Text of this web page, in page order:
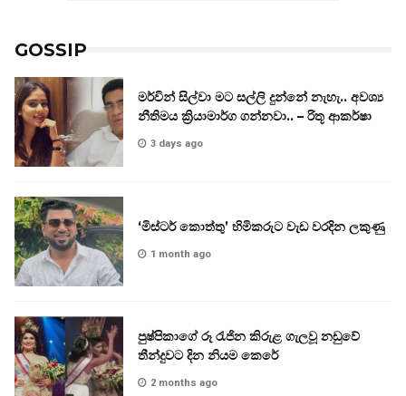
GOSSIP
මර්වින් සිල්වා මට සල්ලි දුන්නේ නැහැ.. අවශ්‍ය
නීතිමය ක්‍රියාමාර්ග ගන්නවා.. – රිතූ ආකර්ෂා
3 days ago
‘මිස්ටර් කොත්තු’ හිමිකරුට වැඩ වරදින ලකුණු
1 month ago
පුෂ්පිකාගේ රූ රැජින කිරුළ ගැලවූ නඩුවේ
තීන්දුවට දින නියම කෙරේ
2 months ago